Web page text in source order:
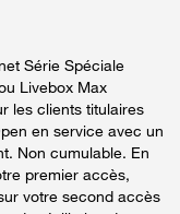
Série Spéciale
Livebox Max
les clients titulaires
en service avec un
Non cumulable. En
premier accès,
votre second accès